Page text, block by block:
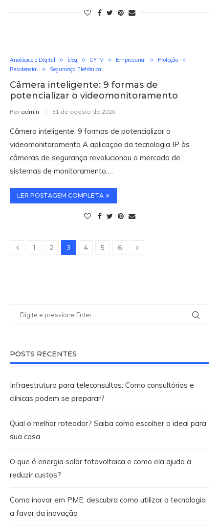
Analógico e Digital blog CFTV Empresarial
Proteção
Residencial
Segurança Eletrônica
Câmera inteligente: 9 formas de
potencializar o videomonitoramento
Por admin 31 de agosto de 2020
Câmera inteligente: 9 formas de potencializar o
videomonitoramento A aplicação da tecnologia IP às
câmeras de segurança revolucionou o mercado de
sistemas de monitoramento.…
LER POSTAGEM COMPLETA
1 2 3 4 5 6
POSTS RECENTES
Infraestrutura para teleconsultas: Como consultórios e
clínicas podem se preparar?
Qual o melhor roteador? Saiba como escolher o ideal para
sua casa
O que é energia solar fotovoltaica e como ela ajuda a
reduzir custos?
Como inovar em PME: descubra como utilizar a tecnologia
a favor da inovação